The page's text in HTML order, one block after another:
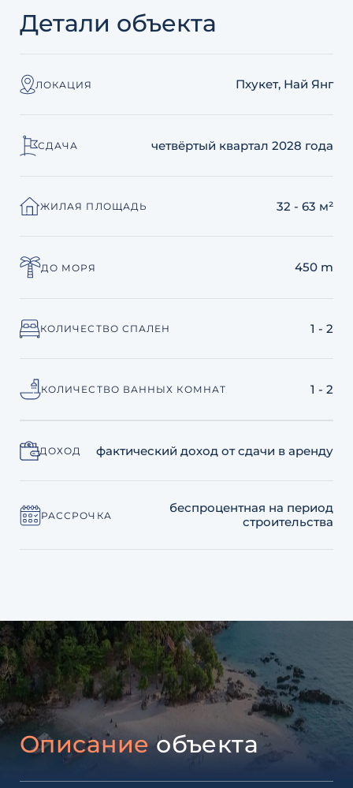
Детали объекта
ЛОКАЦИЯ Пхукет, Най Янг
СДАЧА четвёртый квартал 2028 года
ЖИЛАЯ ПЛОЩАДЬ 32 - 63 м²
ДО МОРЯ 450 m
КОЛИЧЕСТВО СПАЛЕН 1 - 2
КОЛИЧЕСТВО ВАННЫХ КОМНАТ 1 - 2
ДОХОД фактический доход от сдачи в аренду
РАССРОЧКА
беспроцентная на период
строительства
Описаниеобъекта